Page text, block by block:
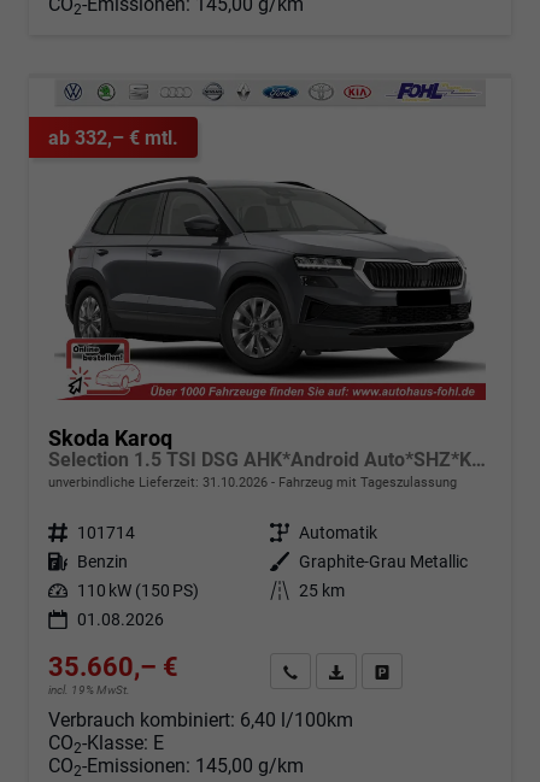
CO2-Emissionen: 145,00 g/km
ab 332,– € mtl.
Skoda Karoq
Selection 1.5 TSI DSG AHK*Android Auto*SHZ*Kamera*Keyless*PDC v/h*Klimaauto*SUNSET*LED
unverbindliche Lieferzeit: 31.10.2026 Fahrzeug mit Tageszulassung
Fahrzeugnr. 101714 Getriebe Automatik
Kraftstoff Benzin Außenfarbe
Graphite-Grau Metallic
Leistung 110 kW (150 PS) Kilometerstand 25 km
01.08.2026
35.660,– €
incl. 19% MwSt.
Angebot anfordern
Fahrzeugexpose (PDF)
Verbrauch kombiniert: 6,40 l/100km
CO2-Klasse: E
CO2-Emissionen: 145,00 g/km